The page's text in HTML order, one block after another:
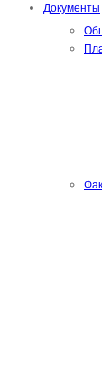
Документы